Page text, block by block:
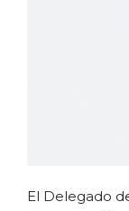
El Delegado